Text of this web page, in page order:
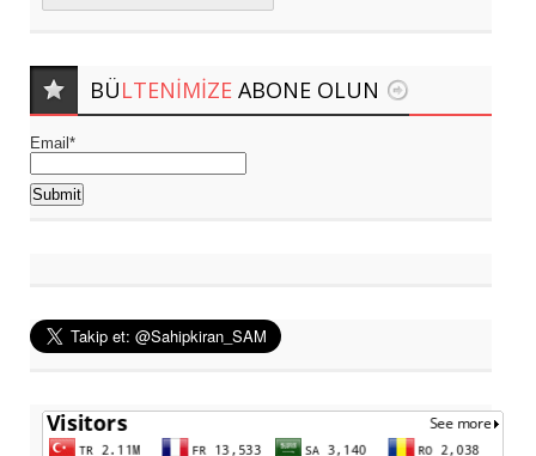
BÜLTENIMIZE ABONE OLUN
Email*